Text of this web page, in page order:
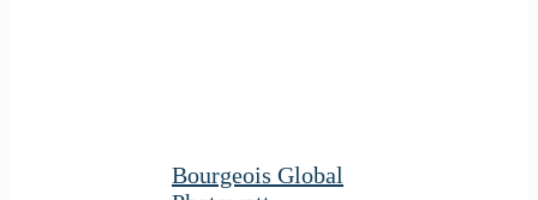
Bourgeois Global